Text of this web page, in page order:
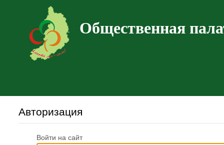
Общественная
Авторизация
Войти на сайт